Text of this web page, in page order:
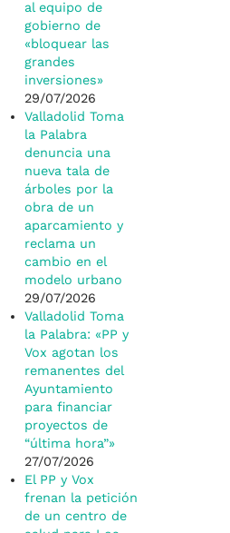
al equipo de
gobierno de
«bloquear las
grandes
inversiones»
29/07/2026
Valladolid Toma
la Palabra
denuncia una
nueva tala de
árboles por la
obra de un
aparcamiento y
reclama un
cambio en el
modelo urbano
29/07/2026
Valladolid Toma
la Palabra: «PP y
Vox agotan los
remanentes del
Ayuntamiento
para financiar
proyectos de
“última hora”»
27/07/2026
El PP y Vox
frenan la petición
de un centro de